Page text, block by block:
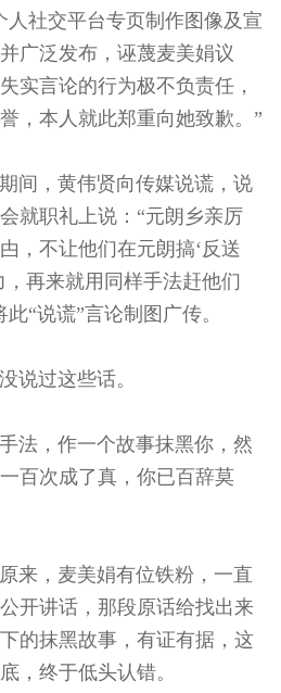
人社交平台专页制作图像及宣
广泛发布，诬蔑麦美娟议
实言论的行为极不负责任，
，本人就此郑重向她致歉。”
，黄伟贤向传媒说谎，说
就职礼上说：“元朗乡亲厉
，不让他们在元朗搞‘反送
，再来就用同样手法赶他们
“说谎”言论制图广传。
过这些话。
，作一个故事抹黑你，然
百次成了真，你已百辞莫
，麦美娟有位铁粉，一直
开讲话，那段原话给找出来
的抹黑故事，有证有据，这
，终于低头认错。